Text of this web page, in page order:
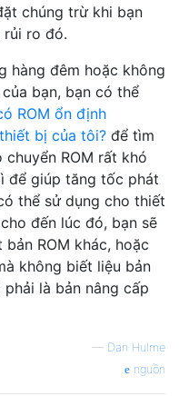
chúng trừ khi bạn
rủi ro đó.
hàng đêm hoặc không
bạn, bạn có thể
ROM ổn định
bị của tôi? để tìm
ROM rất khó
để giúp tăng tốc phát
thể sử dụng cho thiết
đến lúc đó, bạn sẽ
ROM khác, hoặc
không biết liệu bản
là bản nâng cấp
— Dan Hulme
nguồn